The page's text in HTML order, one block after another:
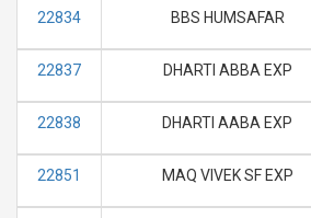
22834 BBS HUMSAFAR
22837 DHARTI ABBA EXP
22838 DHARTI AABA EXP
22851 MAQ VIVEK SF EXP